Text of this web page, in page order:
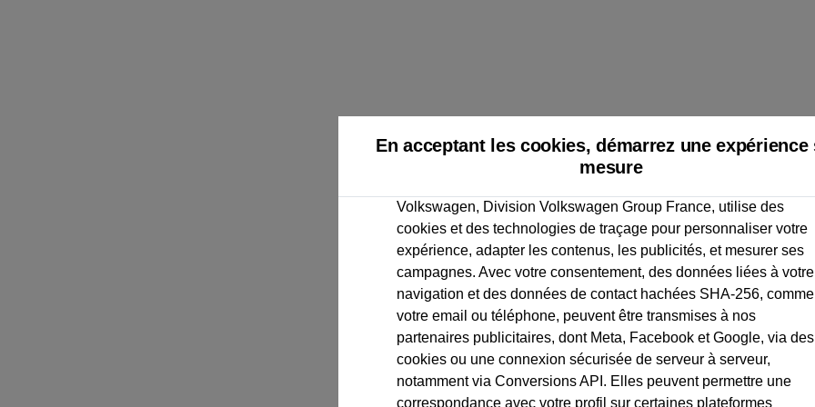
En acceptant les cookies, démarrez une expérience
mesure
Volkswagen, Division Volkswagen Group France, utilise des
cookies et des technologies de traçage pour personnaliser votre
expérience, adapter les contenus, les publicités, et mesurer ses
campagnes. Avec votre consentement, des données liées à votre
navigation et des données de contact hachées SHA-256, comme
votre email ou téléphone, peuvent être transmises à nos
partenaires publicitaires, dont Meta, Facebook et Google, via des
cookies ou une connexion sécurisée de serveur à serveur,
notamment via Conversions API. Elles peuvent permettre une
correspondance avec votre profil sur certaines plateformes